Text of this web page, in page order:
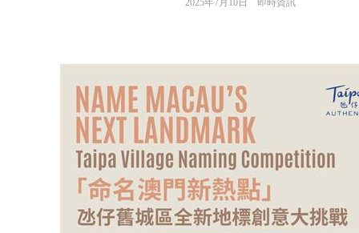
2025年7月10日 即時資訊